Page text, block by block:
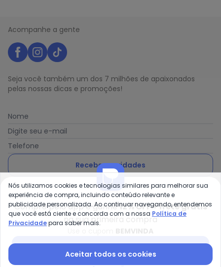
Acompanhe a gente
Seja você também um dos 7 milhões de apaixonados
pelas nossas dicas e promoções!
Nome
Digite seu e-mail
Telefone
Receber novidades
Ao enviar o cadastro, você concorda com a nossa Política
de Privacidade
Posthaus é uma marca da Posthaus Ltda / CNPJ:
80.462.138/0001-41
Endereço: Rua Werner Duwe, 202 Bairro Badenfurt -
Compre pelo app e ganhe12% OFF + frete grátis
na sua primeira compra
Nós utilizamos cookies e tecnologias similares para melhorar sua
experiência de compra, incluindo conteúdo relevante e
publicidade personalizada. Ao continuar navegando, entendemos
que você está ciente e concorda com a nossa Política de
Privacidadepara saber mais.
Aceitar todos os cookies